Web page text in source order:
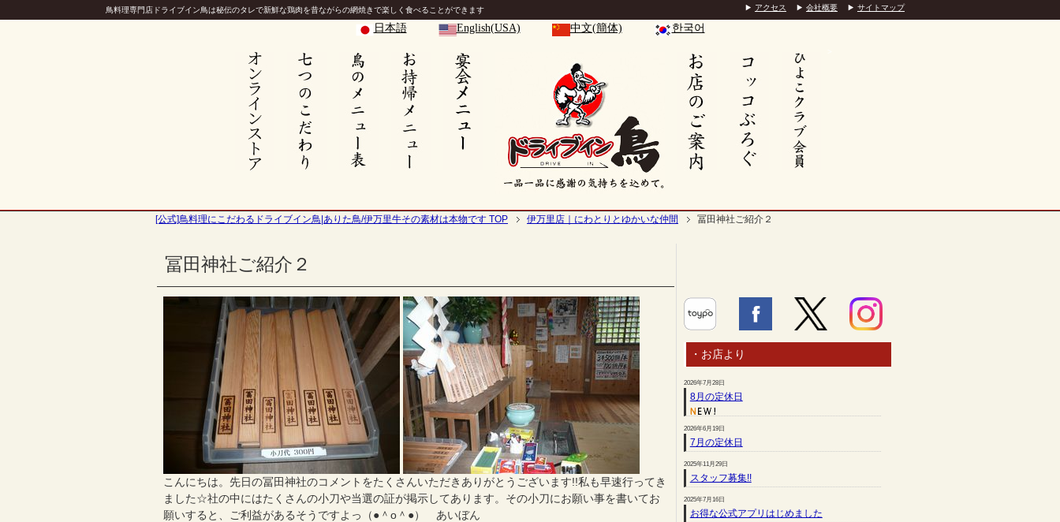
鳥料理専門店ドライブイン鳥は秘伝のタレで新鮮な鶏肉を昔ながらの網焼きで楽しく食べることができます
日本語 English(USA) 中文(簡体) 한국어
[公式]鳥料理にこだわるドライブイン鳥|ありた鳥/伊万里牛その素材は本物です TOP 伊万里店｜にわとりとゆかいな仲間 冨田神社ご紹介２
冨田神社ご紹介２
こんにちは。先日の冨田神社のコメントをたくさんいただきありがとうございます!!私も早速行ってき
ました☆社の中にはたくさんの小刀や当選の証が掲示してあります。その小刀にお願い事を書いてお
願いすると、ご利益があるそうですよっ（●＾o＾●） あいぼん
・お店より
2026年7月28日
8月の定休日
2026年6月19日
7月の定休日
2025年11月29日
スタッフ募集!!
2025年7月16日
お得な公式アプリはじめました
アクセス 会社概要 サイトマップ